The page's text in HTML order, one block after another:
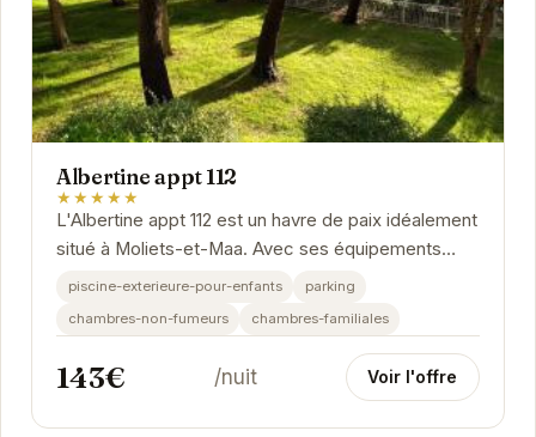
Albertine appt 112
★★★★★
L'Albertine appt 112 est un havre de paix idéalement
situé à Moliets-et-Maa. Avec ses équipements
modernes, notamment une piscine extérieure...
piscine-exterieure-pour-enfants
parking
chambres-non-fumeurs
chambres-familiales
143€ /nuit Voir l'offre